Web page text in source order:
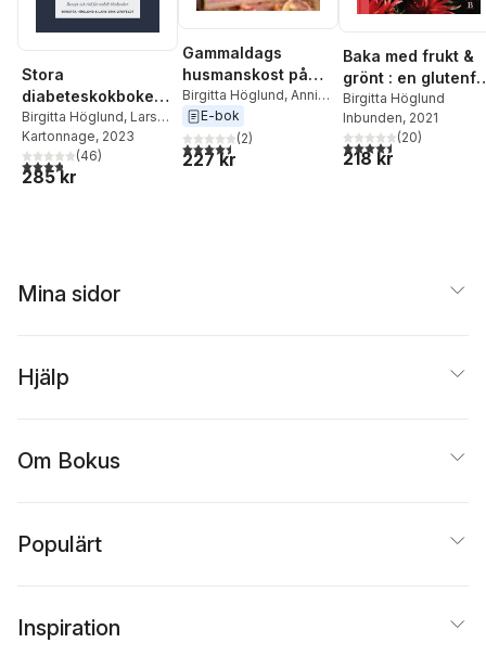
Stora
diabeteskokboken :
recept och råd för
stabilt blodsocker
Birgitta Höglund, Lars-
Erik Litsfeldt
Kartonnage, 2023
3,8utav 5 stjärnor. Totalt antal röster:
(46)
285 kr
Gammaldags
husmanskost på
nytt sätt
Birgitta Höglund, Annika
Dahlqvist
E-bok
4,5utav 5 stjärnor. Totalt antal röster:
(2)
227 kr
Baka med frukt &
grönt : en glutenfri
blandning av sött
och salt
Birgitta Höglund
Inbunden, 2021
4,5utav 5 stjärnor.
(20)
218 kr
Mina sidor
Hjälp
Om Bokus
Populärt
Inspiration